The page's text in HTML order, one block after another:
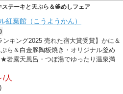
ステーキと天ぷら＆釜めしフェア
紅葉館（こうようかん）
ンキング2025 売れた宿大賞受賞】かに＆
ら＆白金豚陶板焼き・オリジナル釜め
岩露天風呂・つぼ湯でゆったり温泉満
/人